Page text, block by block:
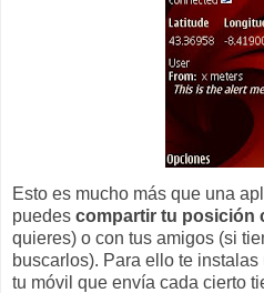
Esto es mucho más que una
puedes compartir tu posición
quieres) o con tus amigos (si
buscarlos). Para ello te
tu móvil que envía cada cierto